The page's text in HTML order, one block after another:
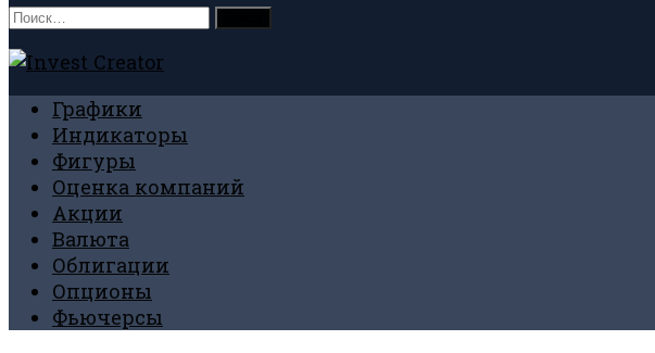
Найти:
Графики
Индикаторы
Фигуры
Оценка компаний
Акции
Валюта
Облигации
Опционы
Фьючерсы